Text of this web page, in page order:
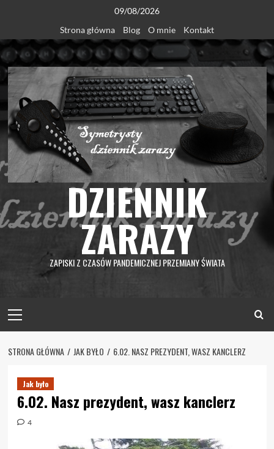
content
09/08/2026
Strona główna
Blog O mnie Kontakt
DZIENNIK
ZARAZY
ZAPISKI Z CZASÓW PANDEMICZNEJ PRZEMIANY ŚWIATA
Menu
STRONA GŁÓWNA JAK BYŁO 6.02. NASZ PREZYDENT, WASZ KANCLERZ
Jak było
6.02. Nasz prezydent, wasz kanclerz
4